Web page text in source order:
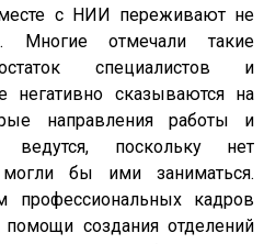
с НИИ переживают не
Многие отмечали такие
специалистов и
негативно сказываются на
направления работы и
поскольку нет
могли бы ими заниматься.
профессиональных кадров
создания отделений